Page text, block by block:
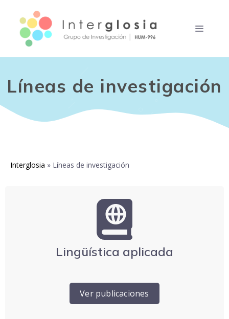
contenido
MENÚ
Líneas de investigación
Interglosia » Líneas de investigación
Lingüística aplicada
Ver publicaciones